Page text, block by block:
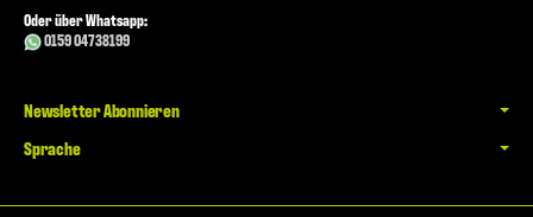
Oder über Whatsapp:
0159 04738199
Newsletter Abonnieren
Sprache